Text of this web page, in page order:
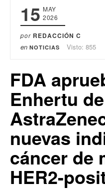
15 MAY
2026
por REDACCIÓN C
en NOTICIAS Visto: 855
FDA
Enhertu de
nuevas
cáncer de
HER2-